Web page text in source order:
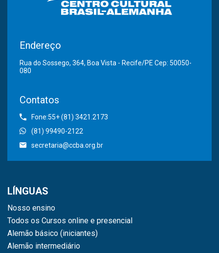
Endereço
Rua do Sossego, 364, Boa Vista - Recife/PE Cep: 50050-
080
Contatos
Fone:55+ (81) 3421.2173
(81) 99490-2122
secretaria@ccba.org.br
LÍNGUAS
Nosso ensino
Todos os Cursos online e presencial
Alemão básico (iniciantes)
Alemão intermediário